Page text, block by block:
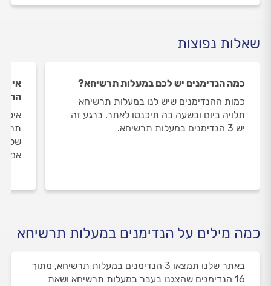
שאלות נפוצות
כמה הנדימנים יש לכם במעלות תרשיחא?
כמות ההנדימנים שיש לנו במעלות תרשיחא
תלויה ביום ובשעה בה תיכנסו לאתר. ברגע זה
יש 3 הנדימנים במעלות תרשיחא.
איך
כמה מילים על הנדימנים במעלות תרשיחא
באתר שלנו תמצאו 3 הנדימנים במעלות תרשיחא, מתוך
16 הנדימנים שהצגנו בעבר במעלות תרשיחא ושאת